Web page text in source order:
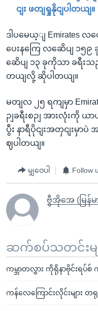
ငျး ဖတျရှုနိုငျပါတယျ။
ဒါပမေယ့ျ Emirates လ
ပေးနကြေ လဆေိပျ ၁၅
ဆေိပျ ၁၃ ခုကိုသာ ခရီးသ
တယျလို့ ဆိုပါတယျ။
မတျလ ၂၅ ရကျမှာ
ဉျခရီးစဉျ အားလုံးကို
ပွီး နာရီပိုငျးအတှငျးမှာ
ဈပါတယျ။
မျှဝေပါ Follow
ဗွီအိုအေ (မြန်မ
ဆက်စပ်သတင်းမျ
ကမ္ဘာတလွှား ကိုရိုနာဗိုင်းရပ်စ်
ကန်လေကြောင်းလိုင်းများ တ